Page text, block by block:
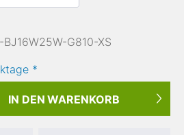
G810-XS
*
IN DEN WARENKORB